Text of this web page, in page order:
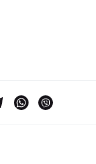
Крем
клеток альпийской
а
пряди